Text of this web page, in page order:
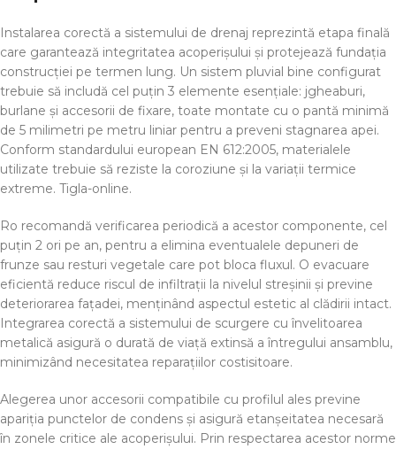
Instalarea corectă a sistemului de drenaj reprezintă etapa finală
care garantează integritatea acoperișului și protejează fundația
construcției pe termen lung. Un sistem pluvial bine configurat
trebuie să includă cel puțin 3 elemente esențiale: jgheaburi,
burlane și accesorii de fixare, toate montate cu o pantă minimă
de 5 milimetri pe metru liniar pentru a preveni stagnarea apei.
Conform standardului european EN 612:2005, materialele
utilizate trebuie să reziste la coroziune și la variații termice
extreme. Tigla-online.
Ro recomandă verificarea periodică a acestor componente, cel
puțin 2 ori pe an, pentru a elimina eventualele depuneri de
frunze sau resturi vegetale care pot bloca fluxul. O evacuare
eficientă reduce riscul de infiltrații la nivelul streșinii și previne
deteriorarea fațadei, menținând aspectul estetic al clădirii intact.
Integrarea corectă a sistemului de scurgere cu învelitoarea
metalică asigură o durată de viață extinsă a întregului ansamblu,
minimizând necesitatea reparațiilor costisitoare.
Alegerea unor accesorii compatibile cu profilul ales previne
apariția punctelor de condens și asigură etanșeitatea necesară
în zonele critice ale acoperișului. Prin respectarea acestor norme